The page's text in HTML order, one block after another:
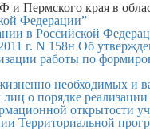
и Пермского края в
Федерации”
в Российской
г. N 158н Об
работы по
необходимых и
о порядке
открытости
Территориальной